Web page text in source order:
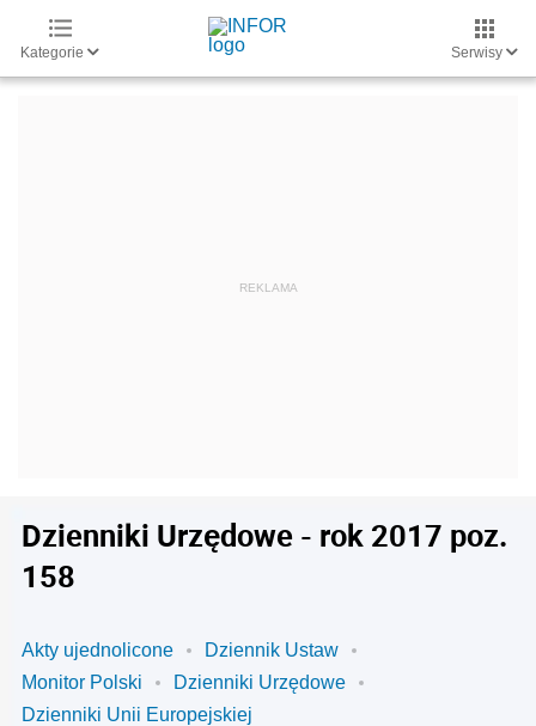
Kategorie Serwisy
Dzienniki Urzędowe - rok 2017 poz.
158
Akty ujednolicone
Dziennik Ustaw
Monitor Polski
Dzienniki Urzędowe
Dzienniki Unii Europejskiej